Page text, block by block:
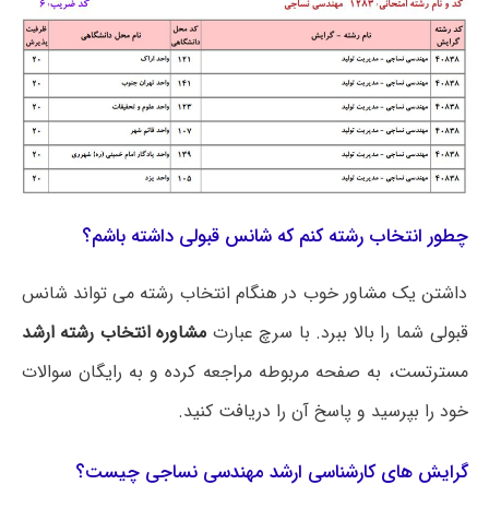
چطور انتخاب رشته کنم که شانس قبولی داشته باشم؟
داشتن یک مشاور خوب در هنگام انتخاب رشته می تواند شانس
قبولی شما را بالا ببرد. با سرچ عبارت مشاوره انتخاب رشته ارشد
مسترتست، به صفحه مربوطه مراجعه کرده و به رایگان سوالات
خود را بپرسید و پاسخ آن را دریافت کنید.
گرایش های کارشناسی ارشد مهندسی نساجی چیست؟